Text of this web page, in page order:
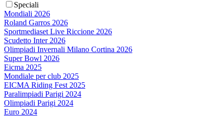
Speciali
Mondiali 2026
Roland Garros 2026
Sportmediaset Live Riccione 2026
Scudetto Inter 2026
Olimpiadi Invernali Milano Cortina 2026
Super Bowl 2026
Eicma 2025
Mondiale per club 2025
EICMA Riding Fest 2025
Paralimpiadi Parigi 2024
Olimpiadi Parigi 2024
Euro 2024